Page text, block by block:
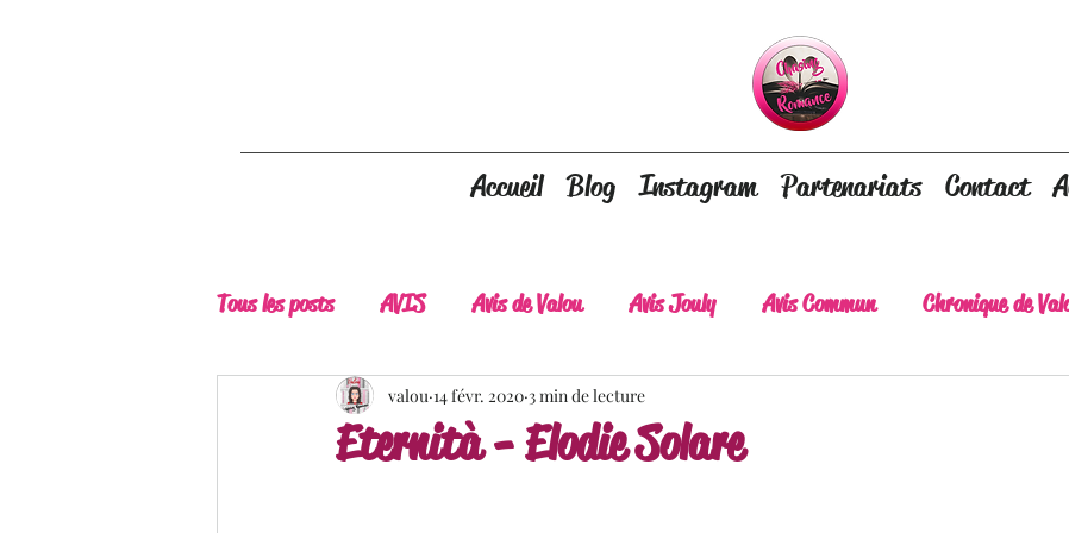
Accueil Blog Instagram Partenariats Contact
Tous les posts AVIS Avis de Valou Avis Jouly Avis Commun Chronique de
Belle Découverte A lire absolument
Eternità - Elodie Solare
valou 14 févr. 2020 3 min de lecture